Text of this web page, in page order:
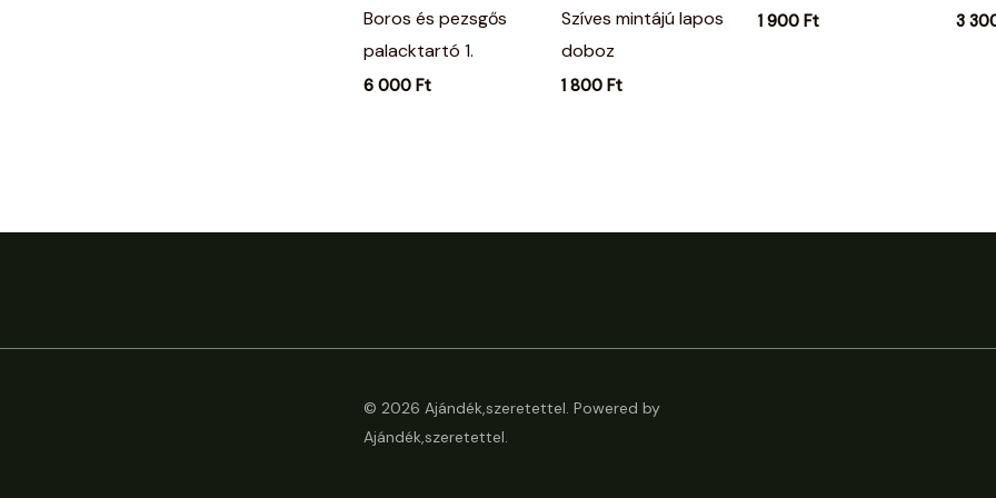
Boros és pezsgős
palacktartó 1.
6 000 Ft
Szíves mintájú lapos
doboz
1 800 Ft
1 900 Ft 3
© 2026 Ajándék,szeretettel. Powered by
Ajándék,szeretettel.